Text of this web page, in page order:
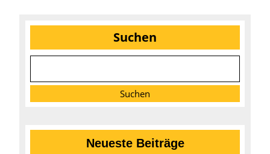
Suchen
Suchen
Neueste Beiträge